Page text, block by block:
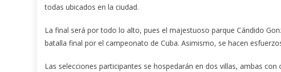
todas ubicados en la ciudad.
La final será por todo lo alto, pues el majestuoso parque Cándido
batalla final por el campeonato de Cuba. Asimismo, se hacen
Las selecciones participantes se hospedarán en dos villas, ambas